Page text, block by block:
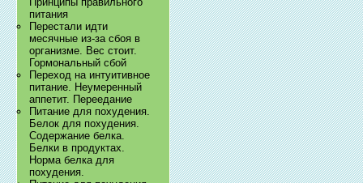
питания
Перестали идти
месячные из-за сбоя в
организме. Вес стоит.
Гормональный сбой
Переход на интуитивное
питание. Неумеренный
аппетит. Переедание
Питание для похудения.
Белок для похудения.
Содержание белка.
Белки в продуктах.
Норма белка для
похудения.